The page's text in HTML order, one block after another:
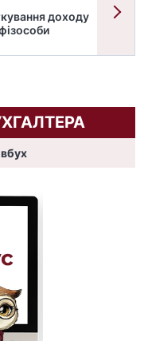
доходу